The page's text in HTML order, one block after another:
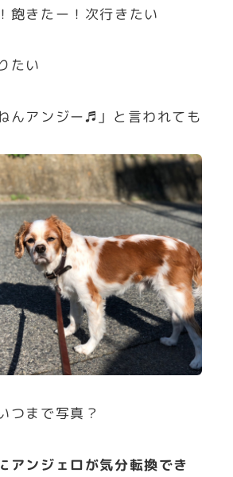
飽きたー！次行きたい
たい
んアンジー♬」と言われても
つまで写真？
アンジェロが気分転換でき